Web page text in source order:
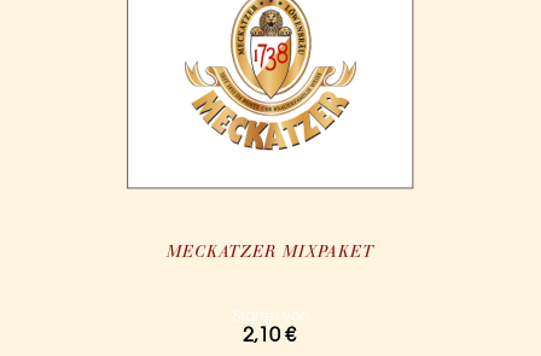
MECKATZER MIXPAKET
Startet von
2,10 €